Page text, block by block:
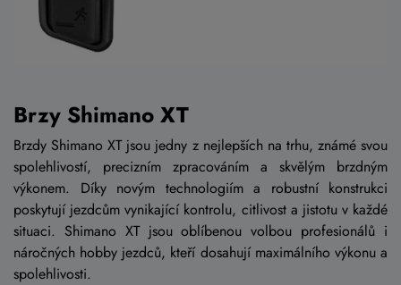
Brzy Shimano XT
Brzdy Shimano XT jsou jedny z nejlepších na trhu, známé svou
spolehlivostí, precizním zpracováním a skvělým brzdným
výkonem. Díky novým technologiím a robustní konstrukci
poskytují jezdcům vynikající kontrolu, citlivost a jistotu v každé
situaci. Shimano XT jsou oblíbenou volbou profesionálů i
náročných hobby jezdců, kteří dosahují maximálního výkonu a
spolehlivosti.